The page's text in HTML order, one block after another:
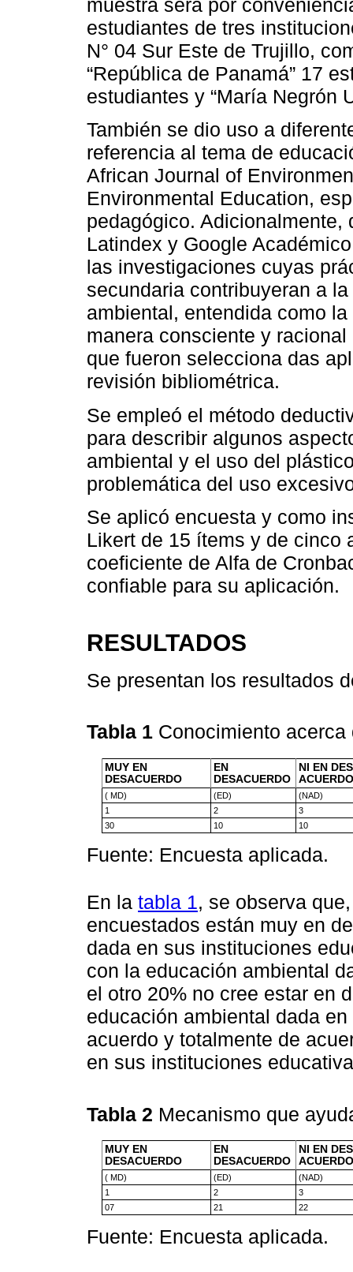
muestra será por
estudiantes de tres
N° 04 Sur Este de Trujillo,
“República de Panamá” 17
estudiantes y “María Negrón
También se dio uso a
referencia al tema de
African Journal of
Environmental Education,
pedagógico.
Latindex y Google
las investigaciones cuyas
secundaria contribuyeran a
ambiental, entendida como
manera consciente y
que fueron selecciona das
revisión bibliométrica.
Se empleó el método
para describir algunos
ambiental y el uso del
problemática del uso
Se aplicó encuesta y como
Likert de 15 ítems y de cinco
coeficiente de Alfa de
confiable para su aplicación.
RESULTADOS
Se presentan los resultados
Tabla 1 Conocimiento
MUY EN
DESACUERDO
EN
DESACUERDO
NI EN
ACUERDO
( MD) (ED)
(NAD)
1
2
3
30
10 10
Fuente: Encuesta aplicada.
En la tabla 1, se observa
encuestados están muy en
dada en sus instituciones
con la educación ambiental
el otro 20% no cree estar en
educación ambiental dada
acuerdo y totalmente de
en sus instituciones
Tabla 2 Mecanismo que
MUY EN
DESACUERDO
EN
DESACUERDO
NI EN
ACUERDO
( MD) (ED)
(NAD)
1
2
3
07
21 22
Fuente: Encuesta aplicada.